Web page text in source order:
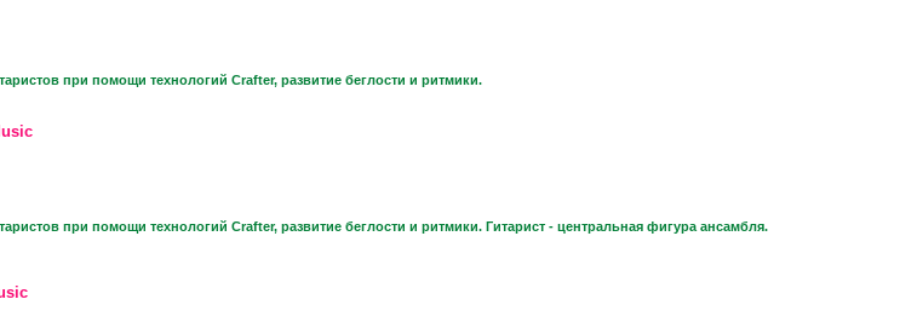
при помощи технологий Crafter, развитие беглости и ритмики.
при помощи технологий Crafter, развитие беглости и ритмики. Гитарист - центральная фигура ансамбля.